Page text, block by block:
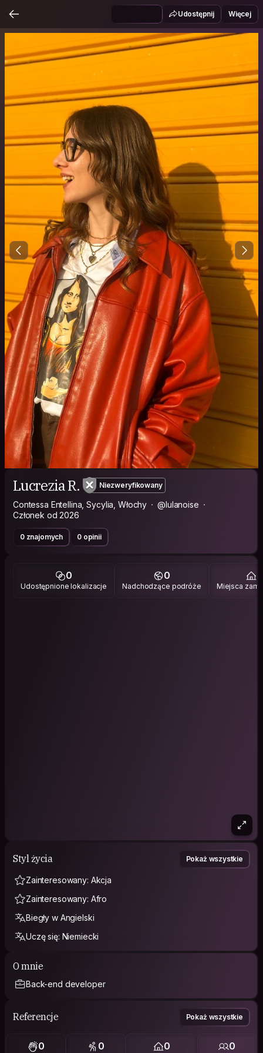
Udostępnij Więcej
Lucrezia R. Niezweryfikowany
Contessa Entellina, Sycylia, Włochy
@lulanoise
Członek od 2026
0 znajomych 0 opinii
0
Udostępnione lokalizacje
0
Nadchodzące podróże Miejsca
Styl życia Pokaż wszystkie
Zainteresowany: Akcja
Zainteresowany: Afro
Biegły w Angielski
Uczę się: Niemiecki
O mnie
Back-end developer
Referencje Pokaż wszystkie
0 0 0 0